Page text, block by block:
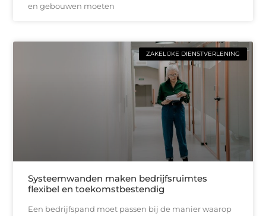
en gebouwen moeten
ZAKELIJKE DIENSTVERLENING
Systeemwanden maken bedrijfsruimtes
flexibel en toekomstbestendig
Een bedrijfspand moet passen bij de manier waarop